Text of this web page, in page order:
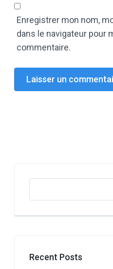
Enregistrer mon nom,
dans le navigateur pour
commentaire.
Recent Posts